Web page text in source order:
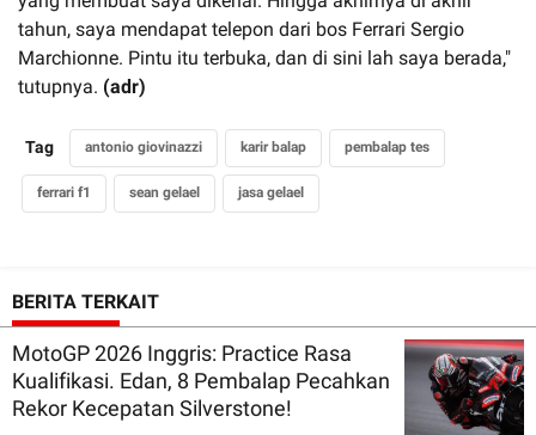
tahun, saya mendapat telepon dari bos Ferrari Sergio
Marchionne. Pintu itu terbuka, dan di sini lah saya berada,"
tutupnya. (adr)
Tag antonio giovinazzi karir balap pembalap tes
ferrari f1 sean gelael jasa gelael
BERITA TERKAIT
MotoGP 2026 Inggris: Practice Rasa
Kualifikasi. Edan, 8 Pembalap Pecahkan
Rekor Kecepatan Silverstone!